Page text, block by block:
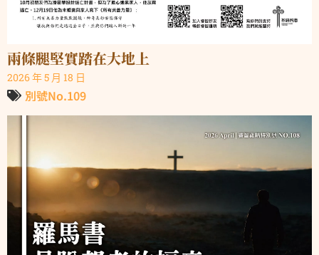
兩條腿堅實踏在大地上
2026 年 5 月 18 日
別號No.109